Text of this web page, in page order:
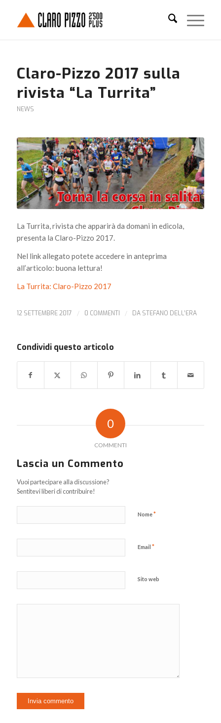
Claro-Pizzo 2017 sulla
rivista “La Turrita”
NEWS
La Turrita, rivista che apparirà da domani in edicola,
presenta la Claro-Pizzo 2017.
Nel link allegato potete accedere in anteprima
all’articolo: buona lettura!
La Turrita: Claro-Pizzo 2017
12 SETTEMBRE 2017 / 0 COMMENTI / DA STEFANO DELL’ERA
Condividi questo articolo
0
COMMENTI
Lascia un Commento
Vuoi partecipare alla discussione?
Sentitevi liberi di contribuire!
Nome*
Email *
Sito web